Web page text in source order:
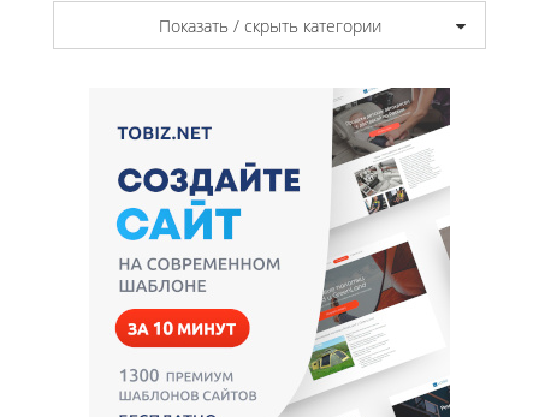
Показать / скрыть категории